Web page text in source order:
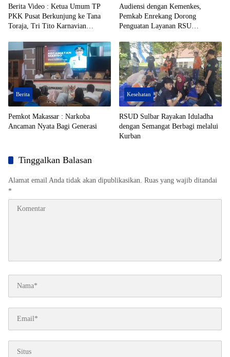
Berita Video : Ketua Umum TP
PKK Pusat Berkunjung ke Tana
Toraja, Tri Tito Karnavian
Berhasil Registrasi 50% Posyandu
Audiensi dengan Kemenkes,
Pemkab Enrekang Dorong
Penguatan Layanan RSU
Berita
Pemkot Makassar : Narkoba
Ancaman Nyata Bagi Generasi
Kesehatan
RSUD Sulbar Rayakan Iduladha
dengan Semangat Berbagi melalui
Kurban
Tinggalkan Balasan
Alamat email Anda tidak akan dipublikasikan. Ruas yang wajib ditandai
*